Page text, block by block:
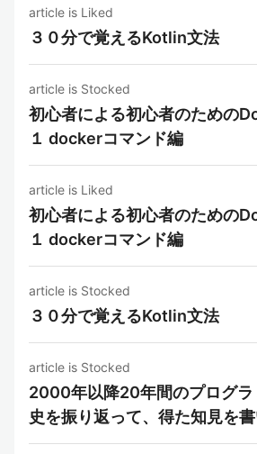
article is Liked
３０分で覚えるKotlin文法
article is Stocked
初心者による初心者のための
１ dockerコマンド編
article is Liked
初心者による初心者のための
１ dockerコマンド編
article is Stocked
３０分で覚えるKotlin文法
article is Stocked
2000年以降20年間のプログラ
史を振り返って、得た知見を